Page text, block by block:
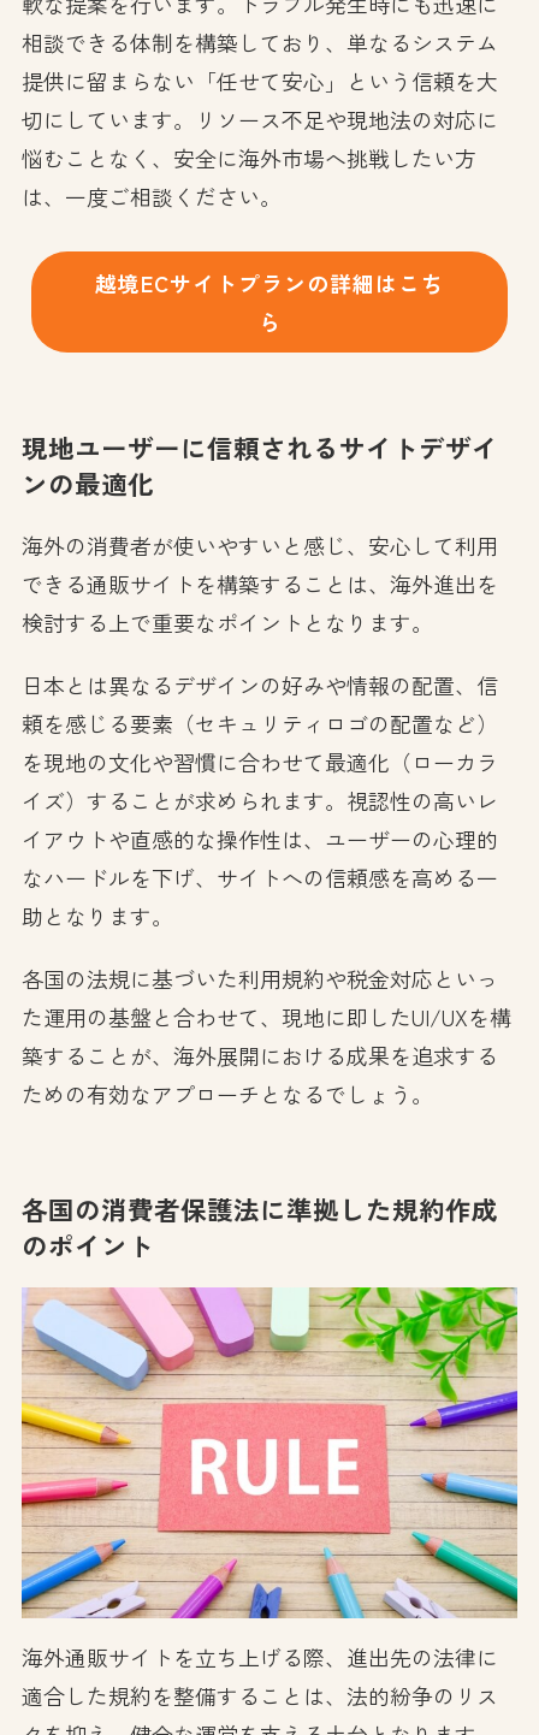
相談できる体制を構築しており、単なるシステム
提供に留まらない「任せて安心」という信頼を大
切にしています。リソース不足や現地法の対応に
悩むことなく、安全に海外市場へ挑戦したい方
は、一度ご相談ください。
越境ECサイトプランの詳細はこち
ら
現地ユーザーに信頼されるサイトデザイ
ンの最適化
海外の消費者が使いやすいと感じ、安心して利用
できる通販サイトを構築することは、海外進出を
検討する上で重要なポイントとなります。
日本とは異なるデザインの好みや情報の配置、信
頼を感じる要素（セキュリティロゴの配置など）
を現地の文化や習慣に合わせて最適化（ローカラ
イズ）することが求められます。視認性の高いレ
イアウトや直感的な操作性は、ユーザーの心理的
なハードルを下げ、サイトへの信頼感を高める一
助となります。
各国の法規に基づいた利用規約や税金対応といっ
た運用の基盤と合わせて、現地に即したUI/UXを構
築することが、海外展開における成果を追求する
ための有効なアプローチとなるでしょう。
各国の消費者保護法に準拠した規約作成
のポイント
海外通販サイトを立ち上げる際、進出先の法律に
適合した規約を整備することは、法的紛争のリス